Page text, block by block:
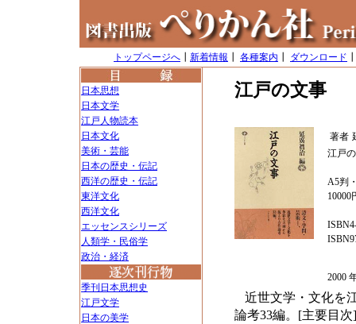
トップページへ 新着情報 各種案内 ダウンロード
日本思想
日本文学
江戸人物読本
日本文化
美術・芸能
日本の歴史・伝記
西洋の歴史・伝記
東洋文化
西洋文化
エッセンスシリーズ
人類学・民俗学
政治・経済
季刊日本思想史
江戸文学
日本の美学
江戸の文事
著者
江戸
A5判
10000
2000
近世文学・文化を
論考33編。[主要目